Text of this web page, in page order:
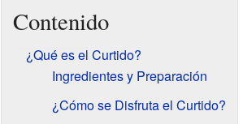
Contenido
¿Qué es el Curtido?
Ingredientes y Preparación
¿Cómo se Disfruta el Curtido?